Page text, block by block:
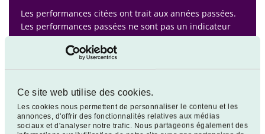
Ce site web utilise des cookies.
Les cookies nous permettent de personnaliser le contenu et les
annonces, d'offrir des fonctionnalités relatives aux médias
sociaux et d'analyser notre trafic. Nous partageons également des
Les performances citées ont trait aux années passées.
Les performances passées ne sont pas un indicateur
fiable des performances futures.
Instantanées nette de frais
Fonds